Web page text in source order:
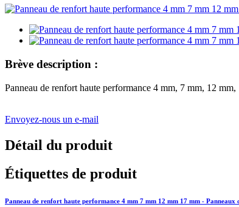
Brève description :
Panneau de renfort haute performance 4 mm, 7 mm, 12
Envoyez-nous un e-mail
Détail du produit
Étiquettes de produit
Panneau de renfort haute performance 4 mm 7 mm 12 mm 17 mm -